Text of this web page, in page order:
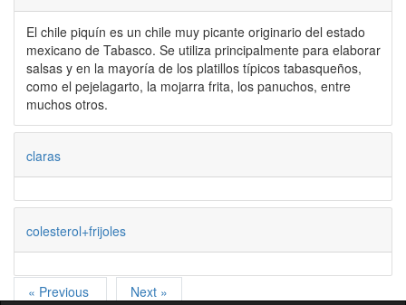
El chile piquín es un chile muy picante originario del estado
mexicano de Tabasco. Se utiliza principalmente para elaborar
salsas y en la mayoría de los platillos típicos tabasqueños,
como el pejelagarto, la mojarra frita, los panuchos, entre
muchos otros.
claras
colesterol+frijoles
« Previous Next »